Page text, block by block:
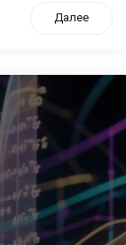
Далее